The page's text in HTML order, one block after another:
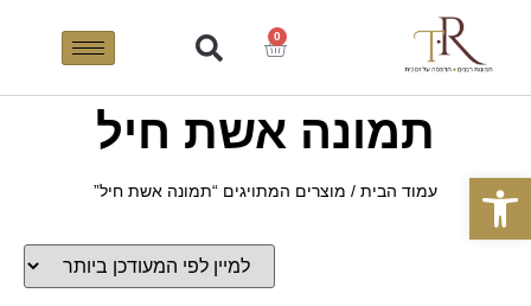
פתח סרגל נגישות
0
תמונה אשת חיל
עמוד הבית / מוצרים המתויגים “תמונה אשת חיל”